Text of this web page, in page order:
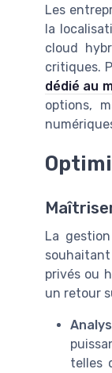
Les
la
cloud
critiques.
dédié au
options,
La
privés ou
un retour
telles